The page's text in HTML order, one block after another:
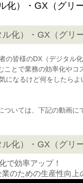
化）・GX（グリ
ル化）・GX（グリ
の皆様のDX（デジタル
とで業務の効率化やコ
になるけど何をしたらよ
いては、下記の動画に
ル化）・GX（グリ
で効率アップ！
のための生産性向上